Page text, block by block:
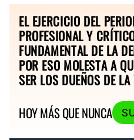
EL EJERCICIO DEL
PROFESIONAL Y
FUNDAMENTAL DE LA
POR ESO MOLESTA A
SER LOS DUEÑOS DE
HOY MÁS QUE NUNCA